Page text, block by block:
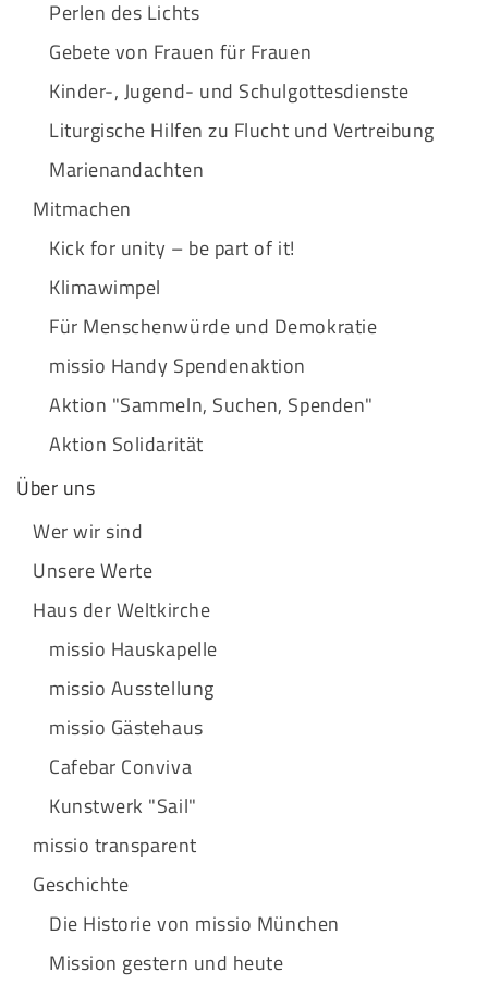
Perlen des Lichts
Gebete von Frauen für Frauen
Kinder-, Jugend- und Schulgottesdienste
Liturgische Hilfen zu Flucht und Vertreibung
Marienandachten
Mitmachen
Kick for unity – be part of it!
Klimawimpel
Für Menschenwürde und Demokratie
missio Handy Spendenaktion
Aktion "Sammeln, Suchen, Spenden"
Aktion Solidarität
Über uns
Wer wir sind
Unsere Werte
Haus der Weltkirche
missio Hauskapelle
missio Ausstellung
missio Gästehaus
Cafebar Conviva
Kunstwerk "Sail"
missio transparent
Geschichte
Die Historie von missio München
Mission gestern und heute